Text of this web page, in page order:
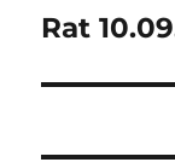
Nächster
Rat